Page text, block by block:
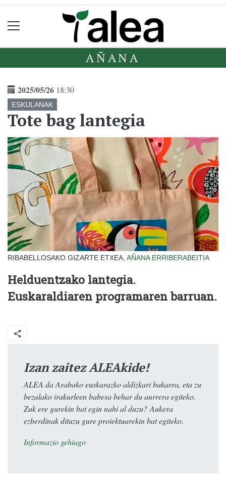
AÑANA
2025/05/26 18:30
ESKULANAK
Tote bag lantegia
RIBABELLOSAKO GIZARTE ETXEA, AÑANA ERRIBERABEITIA
Helduentzako lantegia.
Euskaraldiaren programaren barruan.
Izan zaitez ALEAkide!
ALEA da Arabako euskarazko aldizkari bakarra, eta zu
bezalako irakurleen babesa behar du aurrera egiteko.
Zuk ere gurekin bat egin nahi al duzu? Aukera
ezberdinak dituzu gure proiektuarekin bat egiteko.
Informazio gehiago